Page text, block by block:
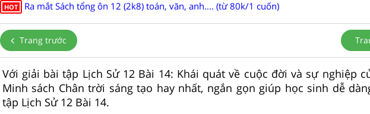
HOT Ra mắt Sách tổng ôn 12 (2k8) toán, văn, anh.... (từ 80k/1 cuốn)
Trang trước
Với giải bài tập Lịch Sử 12 Bài 14: Khái quát về cuộc đời và sự nghiệp
Minh sách Chân trời sáng tạo hay nhất, ngắn gọn giúp học sinh dễ
tập Lịch Sử 12 Bài 14.